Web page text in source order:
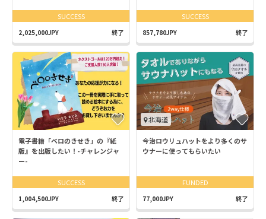
SUCCESS
2,025,000JPY 終了
SUCCESS
857,780JPY 終了
電子書籍「ベロのきせき」の『紙
版』を出版したい！-チャレンジャ
ー-
SUCCESS
1,004,500JPY 終了
北海道
今治ロウリュハットをより多くのサ
ウナーに使ってもらいたい
FUNDED
77,000JPY 終了